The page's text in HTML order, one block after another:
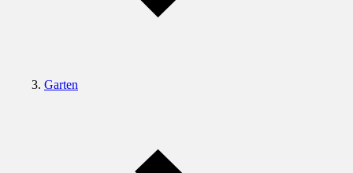
Garten